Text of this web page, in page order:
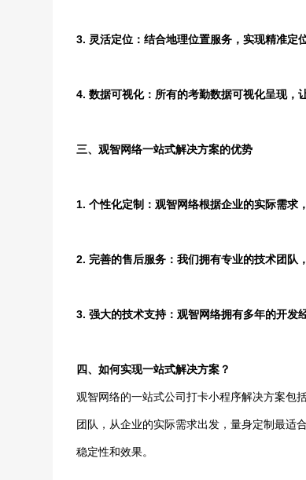
3. 灵活定位：结合地理位置服务，实现精准定
4. 数据可视化：所有的考勤数据可视化呈现，
三、观智网络一站式解决方案的优势
1. 个性化定制：观智网络根据企业的实际需求
2. 完善的售后服务：我们拥有专业的技术团队
3. 强大的技术支持：观智网络拥有多年的开发
四、如何实现一站式解决方案？
观智网络的一站式公司打卡小程序解决方案包
团队，从企业的实际需求出发，量身定制最适
稳定性和效果。